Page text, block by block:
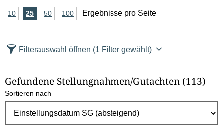
h
zurück
vor
A
z
l
E
g
10Ergebnisse
25Ergebnisse
50Ergebnisse
100Ergebnisse
Ergebnisse pro Seite
Filterauswahl öffnen (1 Filter gewählt)
Gefundene Stellungnahmen/⁠Gutachten (113)
Sortieren nach